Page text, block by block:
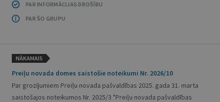
PAR INFORMĀCIJAS DROŠĪBU
PAR ŠO GRUPU
NĀKAMAIS
Preiļu novada domes saistošie noteikumi Nr. 2026/10
Par grozījumiem Preiļu novada pašvaldības 2025. gada 31. marta
saistošajos noteikumos Nr. 2025/3 "Preiļu novada pašvaldības